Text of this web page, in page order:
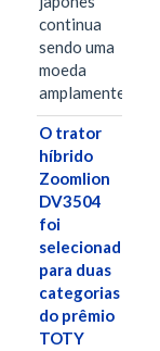
continua
sendo uma
moeda
amplamente…
O trator
híbrido
Zoomlion
DV3504
foi
selecionado
para duas
categorias
do prêmio
TOTY